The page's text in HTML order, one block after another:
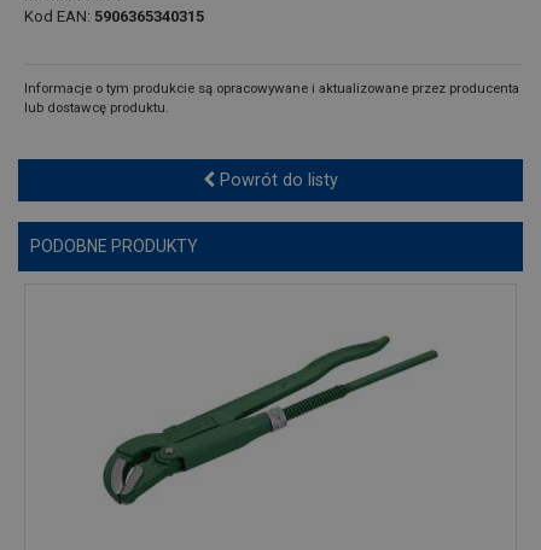
Kod EAN: 5906365340315
Informacje o tym produkcie są opracowywane i aktualizowane przez producenta
lub dostawcę produktu.
Powrót do listy
PODOBNE PRODUKTY